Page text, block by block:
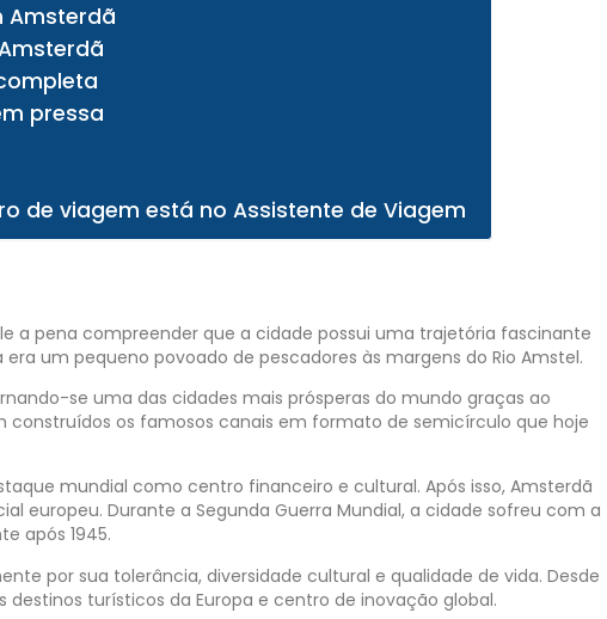
Amsterdã
pressa
de viagem está no Assistente de Viagem
a pena compreender que a cidade possui uma trajetória fascinante
um pequeno povoado de pescadores às margens do Rio Amstel.
se uma das cidades mais prósperas do mundo graças ao
os famosos canais em formato de semicírculo que hoje
mundial como centro financeiro e cultural. Após isso, Amsterdã
europeu. Durante a Segunda Guerra Mundial, a cidade sofreu com a
após 1945.
por sua tolerância, diversidade cultural e qualidade de vida. Desde
turísticos da Europa e centro de inovação global.